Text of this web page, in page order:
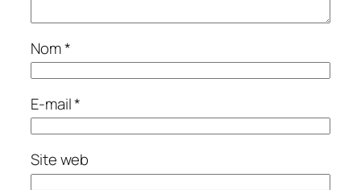
Nom*
E-mail*
Site web